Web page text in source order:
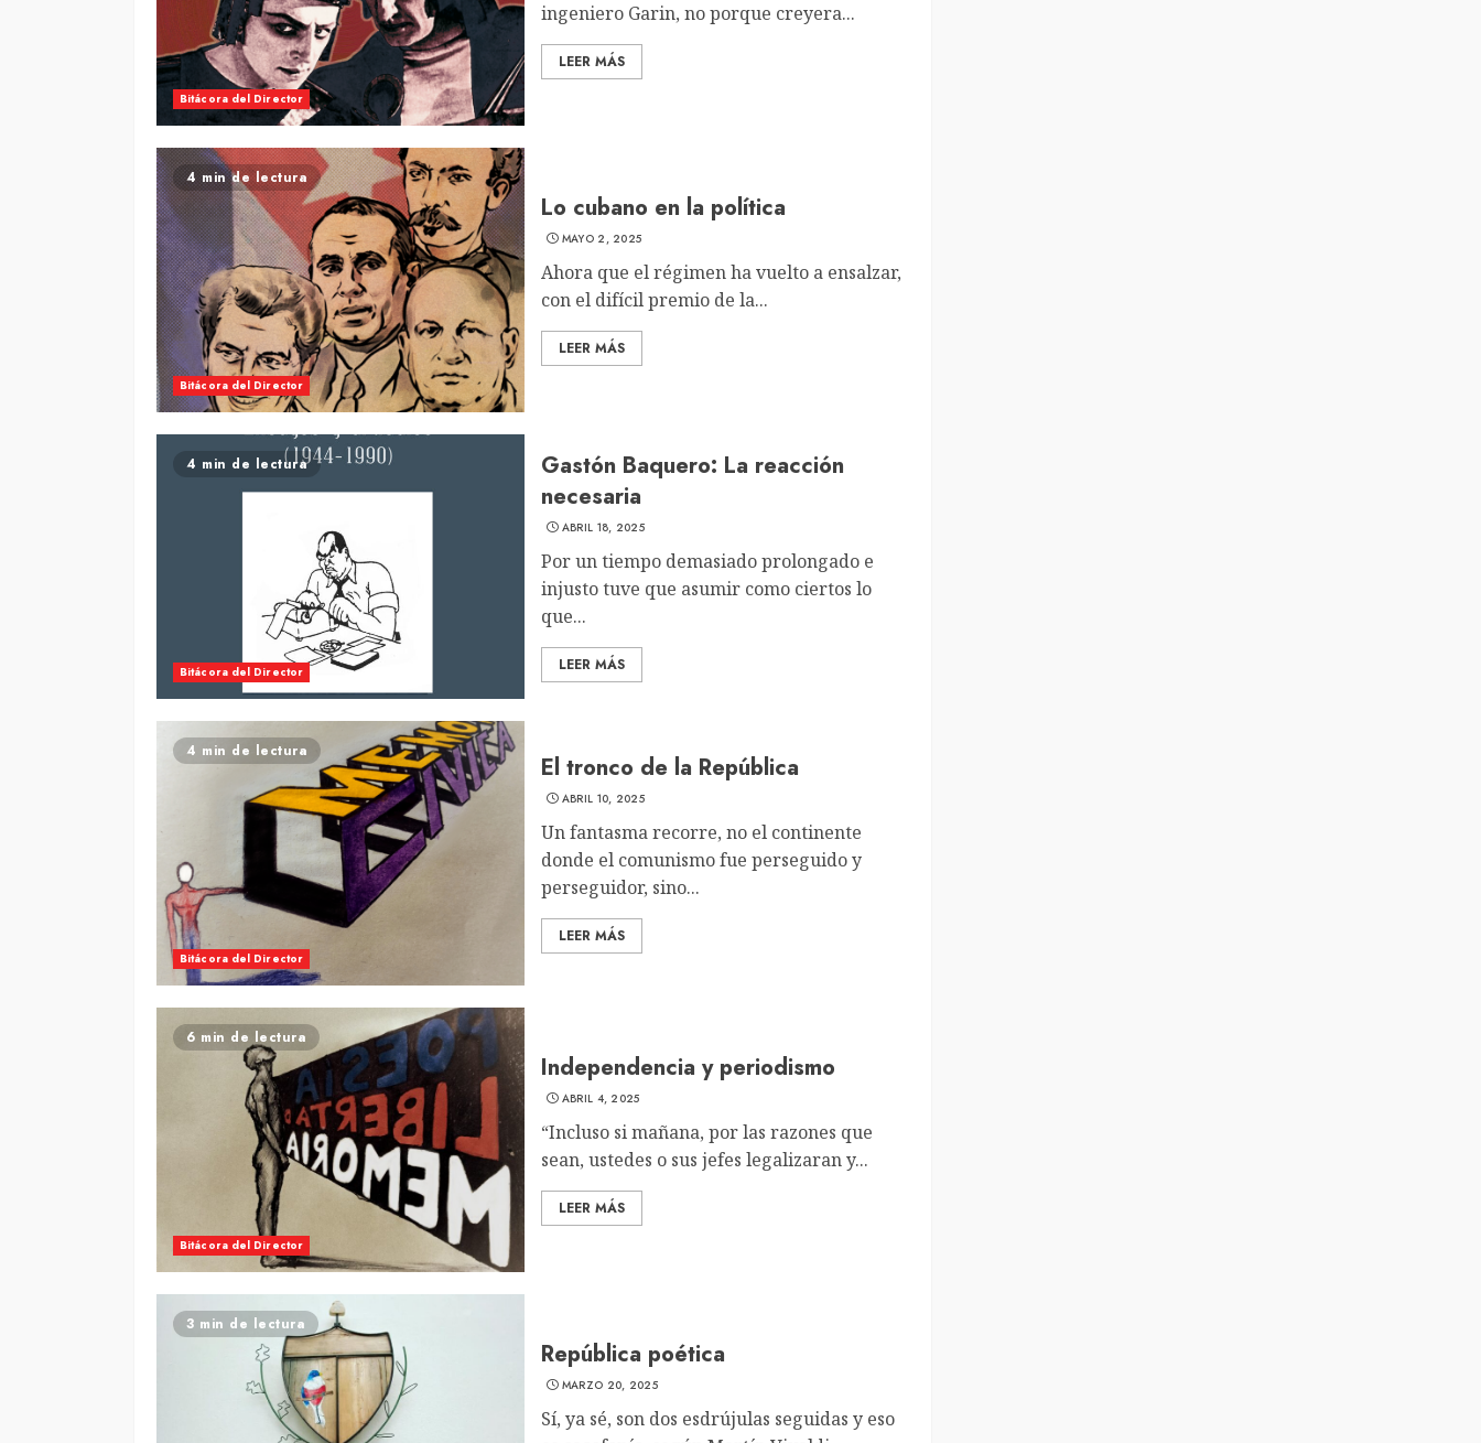
Bitácora del Director
ingeniero Garin, no porque creyera...
LEER MÁS
4 min de lectura
Bitácora del Director
Lo cubano en la política
MAYO 2, 2025
Ahora que el régimen ha vuelto a ensalzar,
con el difícil premio de la...
LEER MÁS
4 min de lectura
Bitácora del Director
Gastón Baquero: La reacción
necesaria
ABRIL 18, 2025
Por un tiempo demasiado prolongado e
injusto tuve que asumir como ciertos lo
que...
LEER MÁS
4 min de lectura
Bitácora del Director
El tronco de la República
ABRIL 10, 2025
Un fantasma recorre, no el continente
donde el comunismo fue perseguido y
perseguidor, sino...
LEER MÁS
6 min de lectura
Bitácora del Director
Independencia y periodismo
ABRIL 4, 2025
“Incluso si mañana, por las razones que
sean, ustedes o sus jefes legalizaran y...
LEER MÁS
3 min de lectura
República poética
MARZO 20, 2025
Sí, ya sé, son dos esdrújulas seguidas y eso